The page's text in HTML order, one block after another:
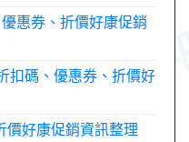
惠券、折價好康促銷
扣碼、優惠券、折價好
價好康促銷資訊整理